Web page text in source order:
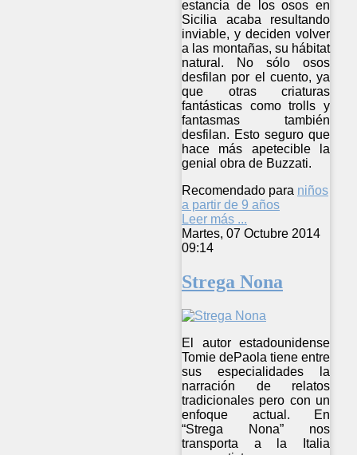
estancia de los osos en
Sicilia acaba resultando
inviable, y deciden volver
a las montañas, su hábitat
natural. No sólo osos
desfilan por el cuento, ya
que otras criaturas
fantásticas como trolls y
fantasmas también
desfilan. Esto seguro que
hace más apetecible la
genial obra de Buzzati.
Recomendado para niños
a partir de 9 años
Leer más ...
Martes, 07 Octubre 2014
09:14
Strega Nona
El autor estadounidense
Tomie dePaola tiene entre
sus especialidades la
narración de relatos
tradicionales pero con un
enfoque actual. En
“Strega Nona” nos
transporta a la Italia